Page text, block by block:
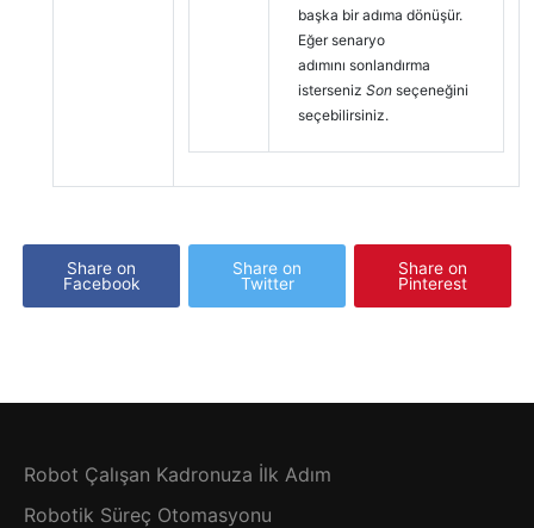
başka bir adıma dönüşür.
Eğer senaryo
adımını sonlandırma
isterseniz Son seçeneğini
seçebilirsiniz.
Share on
Facebook
Share on
Twitter
Share on
Pinterest
Robot Çalışan Kadronuza İlk Adım
Robotik Süreç Otomasyonu